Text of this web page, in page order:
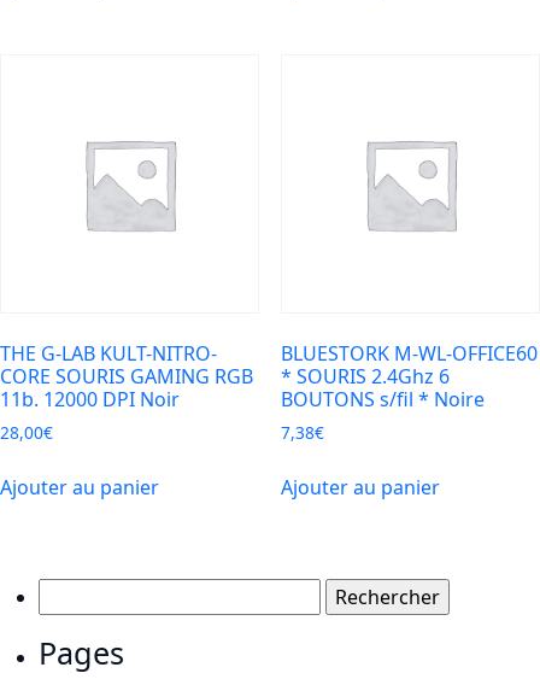
THE G-LAB KULT-NITRO-
CORE SOURIS GAMING RGB
11b. 12000 DPI Noir
28,00€
Ajouter au panier
BLUESTORK M-WL-OFFICE60
* SOURIS 2.4Ghz 6
BOUTONS s/fil * Noire
7,38€
Ajouter au panier
Pages